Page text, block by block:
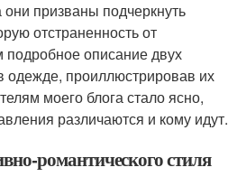
призваны подчеркнуть
отстраненность от
описание двух
одежде, проиллюстрировав их
моего блога стало ясно,
различаются и кому идут.
романтического стиля